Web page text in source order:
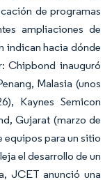
de programas
ampliaciones de
indican hacia dónde
Chipbond inauguró
Malasia (unos
Kaynes Semicon
Gujarat (marzo de
equipos para un sitio
el desarrollo de un
JCET anunció una